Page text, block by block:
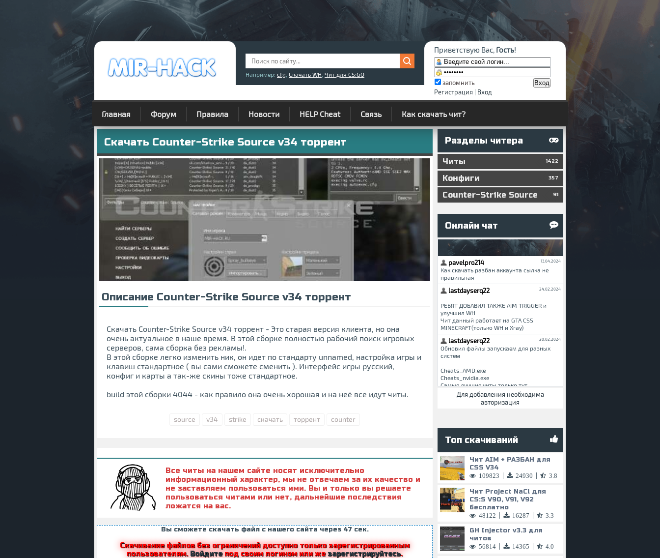
Например: cfg Скачать WH Чит для CS:GO
Приветствую Вас, Гость!
запомнить
Регистрация
Вход
Главная Форум Правила Новости HELP Cheat Связь Как скачать чит?
Скачать Counter-Strike Source v34 торрент
Описание Counter-Strike Source v34 торрент
Скачать Counter-Strike Source v34 торрент - Это старая версия клиента, но она
очень актуальное в наше время. В этой сборке полностью рабочий поиск игровых
серверов, сама сборка без рекламы!.
В этой сборке легко изменить ник, он идет по стандарту unnamed, настройка игры и
клавиш стандартное ( вы сами сможете сменить ). Интерфейс игры русский,
конфиг и карты а так-же скины тоже стандартное.
build этой сборки 4044 - как правило она очень хорошая и на неё все идут читы.
source v34 strike скачать торрент counter
Все читы на нашем сайте носят исключительно
информационный характер, мы не отвечаем за их качество и
не заставляем пользоваться ими. Вы и только вы решаете
пользоваться читами или нет, дальнейшие последствия
ложатся на вас.
Вы сможете скачать файл с нашего сайта через 47 сек.
Скачивание файлов без ограничений доступно только зарегистрированным
пользователям. Войдитепод своим логином или же зарегистрируйтесь.
Разделы читера
Читы 1422
Конфиги 357
Counter-Strike Source 91
Онлайн чат
Для добавления необходима
авторизация
Топ скачиваний
Чит AIM + РАЗБАН для
CSS V34
109823 24930 3.8
Чит Project NaCl для
CS:S V90, V91, V92
бесплатно
48122 16287 3.3
GH Injector v3.3 для
читов
56814| 14365 4.0